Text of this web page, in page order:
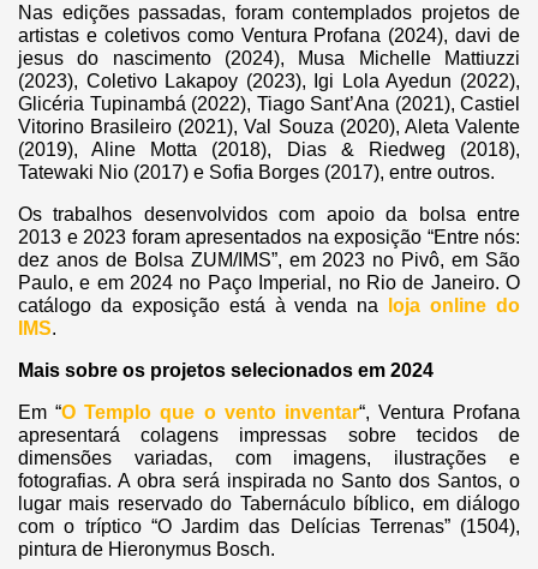
Nas edições passadas, foram contemplados projetos de
artistas e coletivos como Ventura Profana (2024), davi de
jesus do nascimento (2024), Musa Michelle Mattiuzzi
(2023), Coletivo Lakapoy (2023), Igi Lola Ayedun (2022),
Glicéria Tupinambá (2022), Tiago Sant’Ana (2021), Castiel
Vitorino Brasileiro (2021), Val Souza (2020), Aleta Valente
(2019), Aline Motta (2018), Dias & Riedweg (2018),
Tatewaki Nio (2017) e Sofia Borges (2017), entre outros.
Os trabalhos desenvolvidos com apoio da bolsa entre
2013 e 2023 foram apresentados na exposição “Entre nós:
dez anos de Bolsa ZUM/IMS”, em 2023 no Pivô, em São
Paulo, e em 2024 no Paço Imperial, no Rio de Janeiro. O
catálogo da exposição está à venda na
loja online do
IMS.
Mais sobre os projetos selecionados em 2024
Em “O Templo que o vento inventar“, Ventura Profana
apresentará colagens impressas sobre tecidos de
dimensões variadas, com imagens, ilustrações e
fotografias. A obra será inspirada no Santo dos Santos, o
lugar mais reservado do Tabernáculo bíblico, em diálogo
com o tríptico “O Jardim das Delícias Terrenas” (1504),
pintura de Hieronymus Bosch.